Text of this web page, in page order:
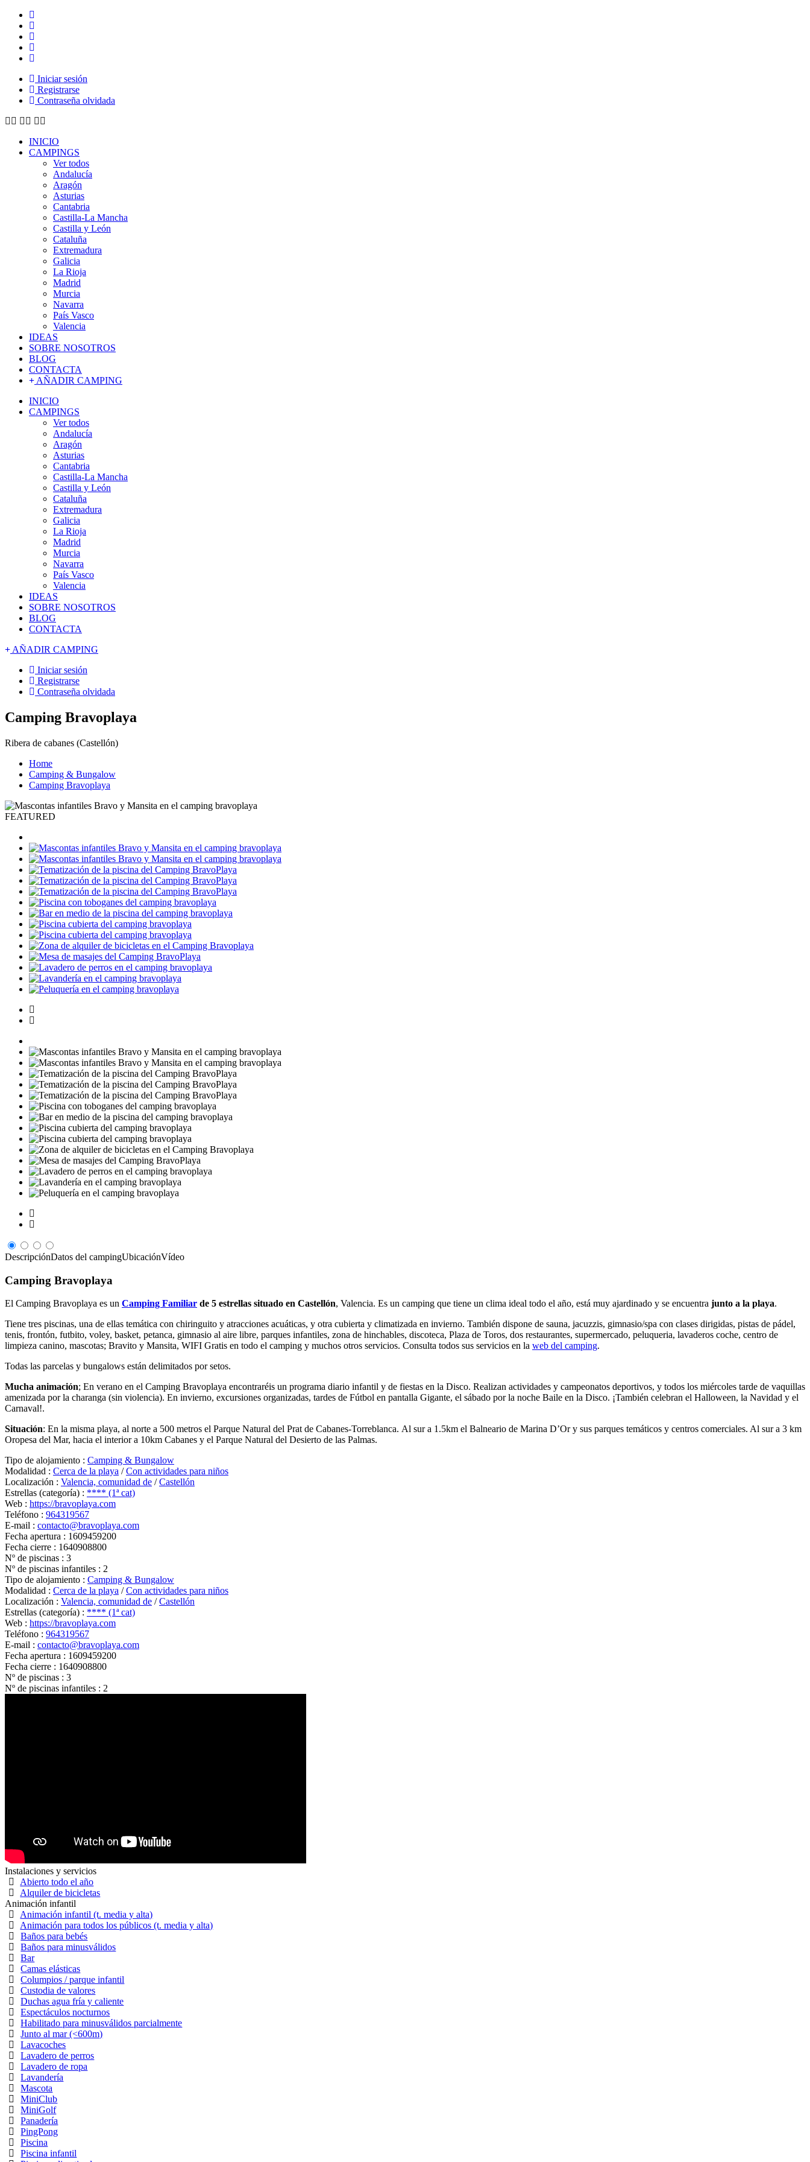
Iniciar sesión
Registrarse
Contraseña olvidada
INICIO
CAMPINGS
Ver todos
Andalucía
Aragón
Asturias
Cantabria
Castilla-La Mancha
Castilla y León
Cataluña
Extremadura
Galicia
La Rioja
Madrid
Murcia
Navarra
País Vasco
Valencia
IDEAS
SOBRE NOSOTROS
BLOG
CONTACTA
AÑADIR CAMPING
INICIO
CAMPINGS
Ver todos
Andalucía
Aragón
Asturias
Cantabria
Castilla-La Mancha
Castilla y León
Cataluña
Extremadura
Galicia
La Rioja
Madrid
Murcia
Navarra
País Vasco
Valencia
IDEAS
SOBRE NOSOTROS
BLOG
CONTACTA
AÑADIR CAMPING
Iniciar sesión
Registrarse
Contraseña olvidada
Camping Bravoplaya
Ribera de cabanes (Castellón)
Home
Camping & Bungalow
Camping Bravoplaya
FEATURED
DescripciónDatos del campingUbicaciónVídeo
Camping Bravoplaya
El Camping Bravoplaya es un Camping Familiar de 5 estrellas situado en Castellón, Valencia. Es un camping que tiene un clima ideal todo el año, está muy ajardinado y se encuentra junto a la playa.
Tiene tres piscinas, una de ellas temática con chiringuito y atracciones acuáticas, y otra cubierta y climatizada en invierno. También dispone de sauna, jacuzzis, gimnasio/spa con clases dirigidas, pistas de pádel,
tenis, frontón, futbito, voley, basket, petanca, gimnasio al aire libre, parques infantiles, zona de hinchables, discoteca, Plaza de Toros, dos restaurantes, supermercado, peluqueria, lavaderos coche, centro de
limpieza canino, mascotas; Bravito y Mansita, WIFI Gratis en todo el camping y muchos otros servicios. Consulta todos sus servicios en la web del camping.
Todas las parcelas y bungalows están delimitados por setos.
Mucha animación; En verano en el Camping Bravoplaya encontraréis un programa diario infantil y de fiestas en la Disco. Realizan actividades y campeonatos deportivos, y todos los miércoles tarde de vaquillas
amenizada por la charanga (sin violencia). En invierno, excursiones organizadas, tardes de Fútbol en pantalla Gigante, el sábado por la noche Baile en la Disco. ¡También celebran el Halloween, la Navidad y el
Carnaval!.
Situación: En la misma playa, al norte a 500 metros el Parque Natural del Prat de Cabanes-Torreblanca. Al sur a 1.5km el Balneario de Marina D’Or y sus parques temáticos y centros comerciales. Al sur a 3 km
Oropesa del Mar, hacia el interior a 10km Cabanes y el Parque Natural del Desierto de las Palmas.
Tipo de alojamiento : Camping & Bungalow
Modalidad : Cerca de la playa /Con actividades para niños
Localización : Valencia, comunidad de /Castellón
Estrellas (categoría) : **** (1ª cat)
Web : https://bravoplaya.com
Teléfono : 964319567
E-mail : contacto@bravoplaya.com
Fecha apertura : 1609459200
Fecha cierre : 1640908800
Nº de piscinas : 3
Nº de piscinas infantiles : 2
Tipo de alojamiento : Camping & Bungalow
Modalidad : Cerca de la playa /Con actividades para niños
Localización : Valencia, comunidad de /Castellón
Estrellas (categoría) : **** (1ª cat)
Web : https://bravoplaya.com
Teléfono : 964319567
E-mail : contacto@bravoplaya.com
Fecha apertura : 1609459200
Fecha cierre : 1640908800
Nº de piscinas : 3
Nº de piscinas infantiles : 2
Instalaciones y servicios
Abierto todo el año
Alquiler de bicicletas
Animación infantil
Animación infantil (t. media y alta)
Animación para todos los públicos (t. media y alta)
Baños para bebés
Baños para minusválidos
Bar
Camas elásticas
Columpios / parque infantil
Custodia de valores
Duchas agua fría y caliente
Espectáculos nocturnos
Habilitado para minusválidos parcialmente
Junto al mar (<600m)
Lavacoches
Lavadero de perros
Lavadero de ropa
Lavandería
Mascota
MiniClub
MiniGolf
Panadería
PingPong
Piscina
Piscina infantil